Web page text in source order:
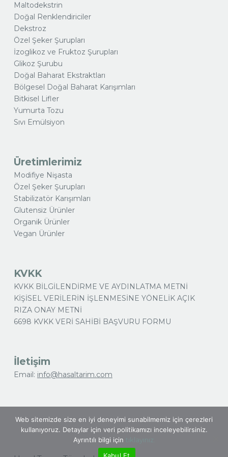
Maltodekstrin
Doğal Renklendiriciler
Dekstroz
Özel Şeker Şurupları
İzoglikoz ve Fruktoz Şurupları
Glikoz Şurubu
Doğal Baharat Ekstraktları
Bölgesel Doğal Baharat Karışımları
Bitkisel Lifler
Yumurta Tozu
Sıvı Emülsiyon
Üretimlerimiz
Modifiye Nişasta
Özel Şeker Şurupları
Stabilizatör Karışımları
Glutensiz Ürünler
Organik Ürünler
Vegan Ürünler
KVKK
KVKK BİLGİLENDİRME VE AYDINLATMA METNİ
KİŞİSEL VERİLERİN İŞLENMESİNE YÖNELİK AÇIK
RIZA ONAY METNİ
6698 KVKK VERİ SAHİBİ BAŞVURU FORMU
İletişim
Email: info@hasaltarim.com
Web sitemizde size en iyi deneyimi sunabilmemiz için çerezleri
kullanıyoruz. Detaylar için veri politikamızı inceleyebilirsiniz.
Ayrıntılı bilgi için
Kabul Et